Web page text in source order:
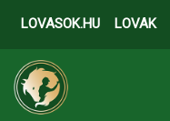
LOVASOK.HU LOVAK